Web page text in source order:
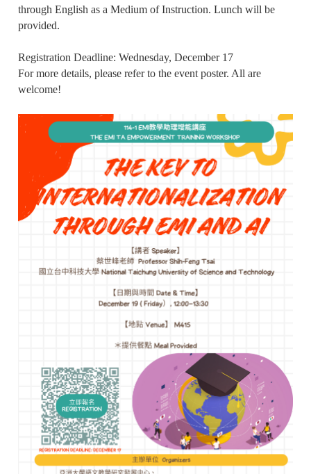
through English as a Medium of Instruction. Lunch will be
provided.
Registration Deadline: Wednesday, December 17
For more details, please refer to the event poster. All are
welcome!